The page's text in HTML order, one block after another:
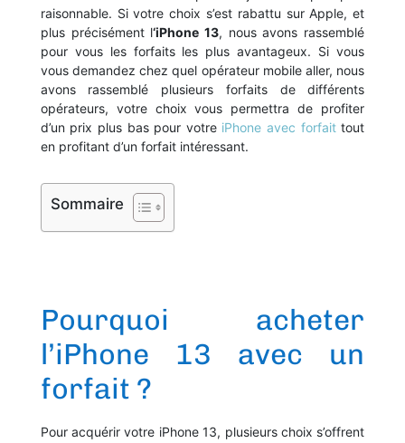
raisonnable. Si votre choix s’est rabattu sur Apple, et
plus précisément l‘iPhone 13, nous avons rassemblé
pour vous les forfaits les plus avantageux. Si vous
vous demandez chez quel opérateur mobile aller, nous
avons rassemblé plusieurs forfaits de différents
opérateurs, votre choix vous permettra de profiter
d’un prix plus bas pour votre iPhone avec forfaittout
en profitant d’un forfait intéressant.
Sommaire
Pourquoi acheter
l’iPhone 13 avec un
forfait ?
Pour acquérir votre iPhone 13, plusieurs choix s’offrent